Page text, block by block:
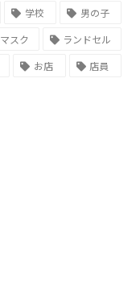
学校
男の子
マスク
ランドセル
お店 店員